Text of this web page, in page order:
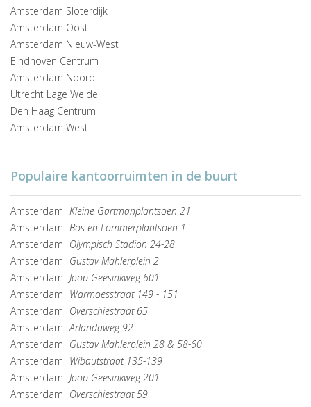
Amsterdam Sloterdijk
Amsterdam Oost
Amsterdam Nieuw-West
Eindhoven Centrum
Amsterdam Noord
Utrecht Lage Weide
Den Haag Centrum
Amsterdam West
Populaire kantoorruimten in de buurt
Amsterdam Kleine Gartmanplantsoen 21
Amsterdam Bos en Lommerplantsoen 1
Amsterdam Olympisch Stadion 24-28
Amsterdam Gustav Mahlerplein 2
Amsterdam Joop Geesinkweg 601
Amsterdam Warmoesstraat 149 - 151
Amsterdam Overschiestraat 65
Amsterdam Arlandaweg 92
Amsterdam Gustav Mahlerplein 28 & 58-60
Amsterdam Wibautstraat 135-139
Amsterdam Joop Geesinkweg 201
Amsterdam Overschiestraat 59